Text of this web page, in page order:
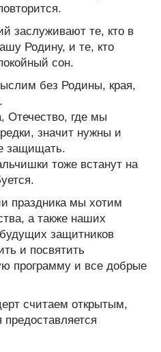
заслуживают те, кто в
Родину, и те, кто
сон.
без Родины, края,
Отечество, где мы
значит нужны и
защищать.
тоже встанут на
праздника мы хотим
а также наших
защитников
и посвятить
программу и все добрые
считаем открытым,